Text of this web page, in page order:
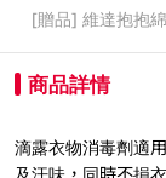
[贈品]維達抱抱
商品詳情
滴露衣物消毒劑適